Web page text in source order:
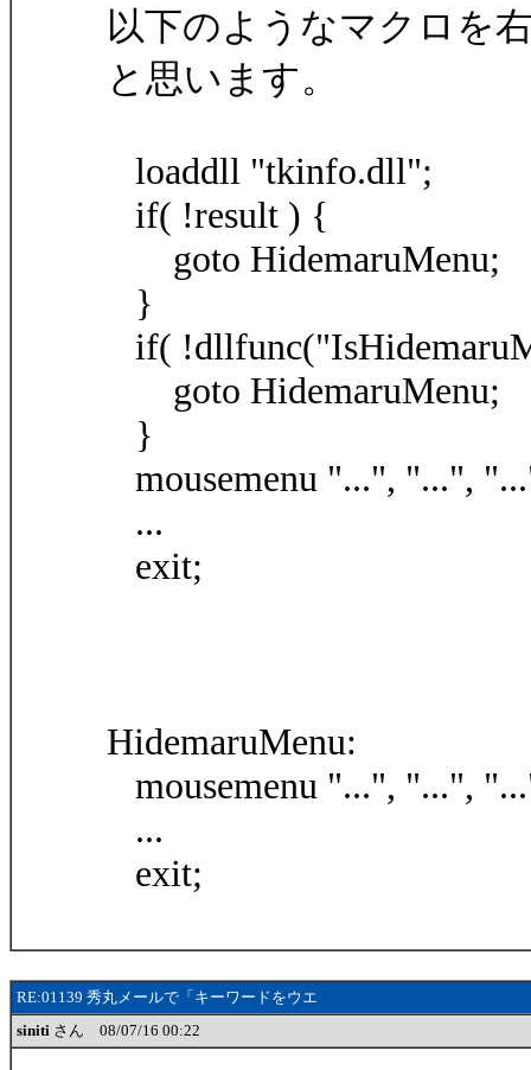
以下のようなマクロを
と思います。
loaddll "tkinfo.dll";
if( !result ) {
goto HidemaruMenu;
}
if(
goto HidemaruMenu;
}
mousemenu "...", "...",
...
exit;
HidemaruMenu:
mousemenu "...", "...",
...
exit;
RE:01139 秀丸メールで「キーワードをウエ
siniti さん 08/07/16 00:22